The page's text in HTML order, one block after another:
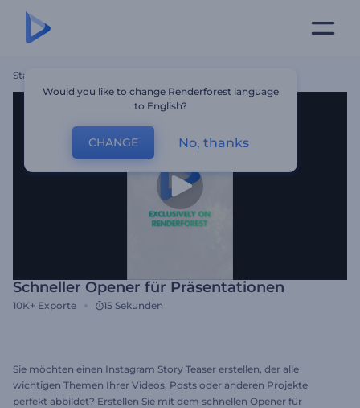
Startseite
Schneller Opener für Präsentationen
10K+ Exporte 15 Sekunden
Sie möchten einen Instagram Story Teaser erstellen, der alle
wichtigen Themen Ihrer Videos, Posts oder anderen Projekte
perfekt abbildet? Erstellen Sie mit dem schnellen Opener für
Would you like to change Renderforest language
to English?
CHANGE No, thanks